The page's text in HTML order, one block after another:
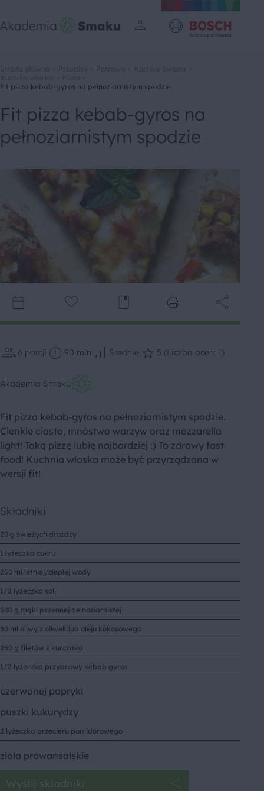
Fit pizza kebab-gyros na pełnoziarnistym spodzie
Fit pizza kebab-gyros na
pełnoziarnistym spodzie
6 porcji 90 min Średnie 5 (Liczba ocen: 1)
Akademia Smaku
Fit pizza kebab-gyros na pełnoziarnistym spodzie.
Cienkie ciasto, mnóstwo warzyw oraz mozzarella
light! Taką pizzę lubię najbardziej :) To zdrowy fast
food! Kuchnia włoska może być przyrządzana w
wersji fit!
Składniki
20 g świeżych drożdży
1 łyżeczka cukru
250 ml letniej/ciepłej wody
1/2 łyżeczka soli
500 g mąki pszennej pełnoziarnistej
50 ml oliwy z oliwek lub oleju kokosowego
250 g filetów z kurczaka
1/2 łyżeczka przyprawy kebab gyros
czerwonej papryki
puszki kukurydzy
2 łyżeczka przecieru pomidorowego
zioła prowansalskie
Wyślij składniki